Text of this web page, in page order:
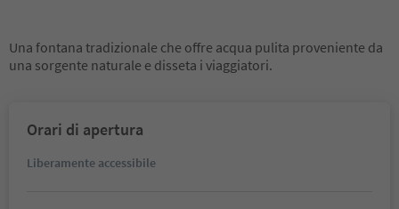
Una fontana tradizionale che offre acqua pulita proveniente da
una sorgente naturale e disseta i viaggiatori.
Orari di apertura
Liberamente accessibile